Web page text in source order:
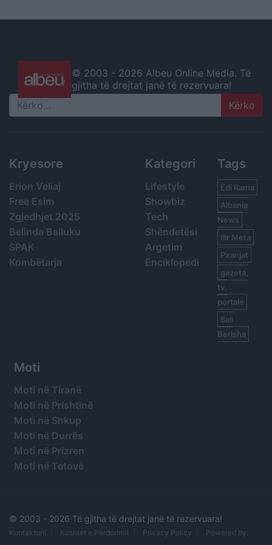
© 2003 - 2026 Albeu Online Media. Të
gjitha të drejtat janë të rezervuara!
Search
Kryesore
Erion Veliaj
Free Esim
Zgjedhjet 2025
Belinda Balluku
SPAK
Kombëtarja
Kategori
Lifestyle
Showbiz
Tech
Shëndetësi
Argetim
Enciklopedi
Tags
Edi Rama
Albania
News
Ilir Meta
Piranjat
gazeta,
tv,
portale
Sali
Berisha
Moti
Moti në Tiranë
Moti në Prishtinë
Moti në Shkup
Moti në Durrës
Moti në Prizren
Moti në Tetovë
© 2003 - 2026 Të gjitha të drejtat janë të rezervuara!
Kontaktoni Kushtet e Përdorimit Privacy Policy
Powered by: